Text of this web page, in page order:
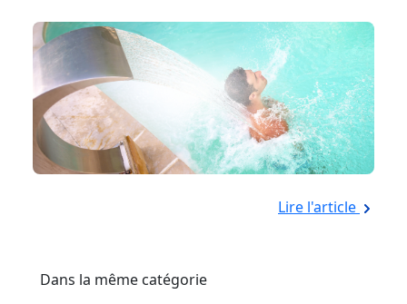
Lire l'article
Dans la même catégorie